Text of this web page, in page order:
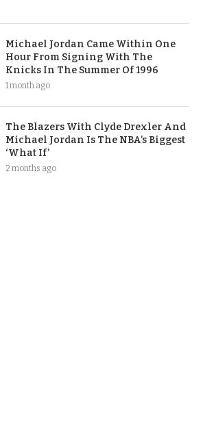
Michael Jordan Came Within One
Hour From Signing With The
Knicks In The Summer Of 1996
1 month ago
The Blazers With Clyde Drexler And
Michael Jordan Is The NBA’s Biggest
‘What If’
2 months ago